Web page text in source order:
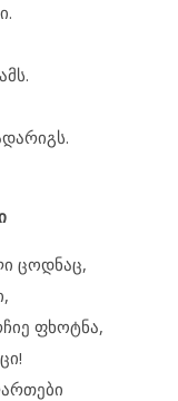
ცოდნაც,
ფხოტნა,